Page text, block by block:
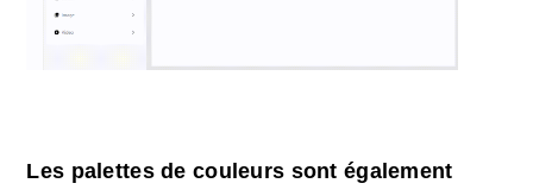
Les palettes de couleurs sont également